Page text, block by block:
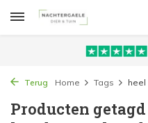
Terug Home Tags
Producten